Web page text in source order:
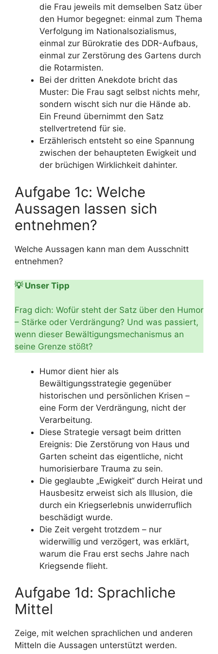
die Frau jeweils mit demselben Satz über
den Humor begegnet: einmal zum Thema
Verfolgung im Nationalsozialismus,
einmal zur Bürokratie des DDR-Aufbaus,
einmal zur Zerstörung des Gartens durch
die Rotarmisten.
Bei der dritten Anekdote bricht das
Muster: Die Frau sagt selbst nichts mehr,
sondern wischt sich nur die Hände ab.
Ein Freund übernimmt den Satz
stellvertretend für sie.
Erzählerisch entsteht so eine Spannung
zwischen der behaupteten Ewigkeit und
der brüchigen Wirklichkeit dahinter.
Aufgabe 1c: Welche
Aussagen lassen sich
entnehmen?
Welche Aussagen kann man dem Ausschnitt
entnehmen?
💡 Unser Tipp
Frag dich: Wofür steht der Satz über den Humor
– Stärke oder Verdrängung? Und was passiert,
wenn dieser Bewältigungsmechanismus an
seine Grenze stößt?
Humor dient hier als
Bewältigungsstrategie gegenüber
historischen und persönlichen Krisen –
eine Form der Verdrängung, nicht der
Verarbeitung.
Diese Strategie versagt beim dritten
Ereignis: Die Zerstörung von Haus und
Garten scheint das eigentliche, nicht
humorisierbare Trauma zu sein.
Die geglaubte „Ewigkeit“ durch Heirat und
Hausbesitz erweist sich als Illusion, die
durch ein Kriegserlebnis unwiderruflich
beschädigt wurde.
Die Zeit vergeht trotzdem – nur
widerwillig und verzögert, was erklärt,
warum die Frau erst sechs Jahre nach
Kriegsende flieht.
Aufgabe 1d: Sprachliche
Mittel
Zeige, mit welchen sprachlichen und anderen
Mitteln die Aussagen unterstützt werden.